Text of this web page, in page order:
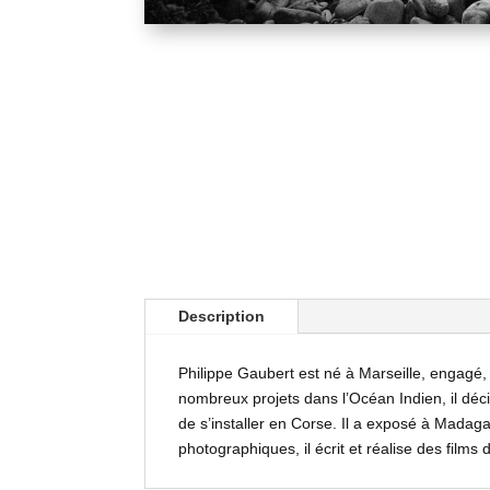
Description
Philippe Gaubert est né à Marseille,
nombreux projets dans l’Océan Indien, il
de s’installer en Corse. Il a exposé à
photographiques, il écrit et réalise des films